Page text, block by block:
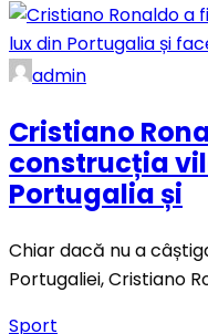
admin
Cristiano
construcția
Portugalia și
Chiar dacă nu a
Portugaliei, Cristiano
Sport